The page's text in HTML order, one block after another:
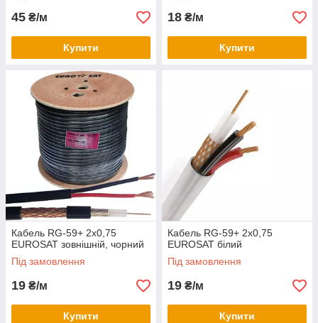
45 ₴/м
Купити
18 ₴/м
Купити
Кабель RG-59+ 2х0,75
EUROSAT зовнішній, чорний
Під замовлення
19 ₴/м
Купити
Кабель RG-59+ 2х0,75
EUROSAT білий
Під замовлення
19 ₴/м
Купити